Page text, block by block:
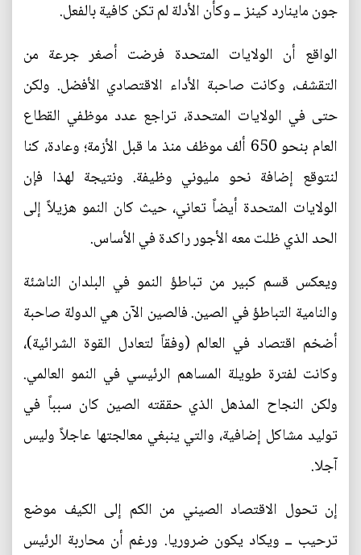
جون ماينارد كينز ــ وكأن الأدلة لم تكن كافية بالفعل.
الواقع أن الولايات المتحدة فرضت أصغر جرعة من
التقشف، وكانت صاحبة الأداء الاقتصادي الأفضل. ولكن
حتى في الولايات المتحدة، تراجع عدد موظفي القطاع
العام بنحو 650 ألف موظف منذ ما قبل الأزمة؛ وعادة، كنا
لنتوقع إضافة نحو مليوني وظيفة. ونتيجة لهذا فإن
الولايات المتحدة أيضاً تعاني، حيث كان النمو هزيلاً إلى
الحد الذي ظلت معه الأجور راكدة في الأساس.
ويعكس قسم كبير من تباطؤ النمو في البلدان الناشئة
والنامية التباطؤ في الصين. فالصين الآن هي الدولة صاحبة
أضخم اقتصاد في العالم (وفقاً لتعادل القوة الشرائية)،
وكانت لفترة طويلة المساهم الرئيسي في النمو العالمي.
ولكن النجاح المذهل الذي حققته الصين كان سبباً في
توليد مشاكل إضافية، والتي ينبغي معالجتها عاجلاً وليس
آجلا.
إن تحول الاقتصاد الصيني من الكم إلى الكيف موضع
ترحيب ــ ويكاد يكون ضروريا. ورغم أن محاربة الرئيس